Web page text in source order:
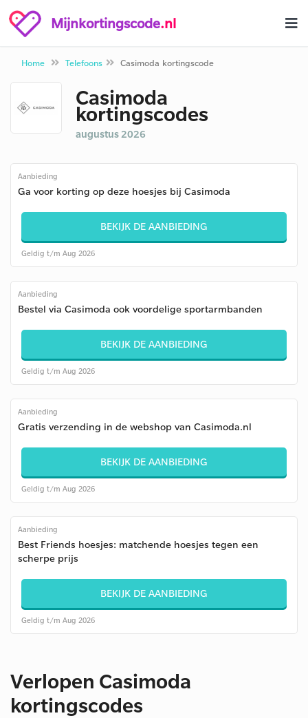
Mijnkortingscode.nl
Home Telefoons Casimoda kortingscode
Casimoda
kortingscodes
augustus 2026
Aanbieding
Ga voor korting op deze hoesjes bij Casimoda
BEKIJK DE AANBIEDING
Geldig t/m Aug 2026
Aanbieding
Bestel via Casimoda ook voordelige sportarmbanden
BEKIJK DE AANBIEDING
Geldig t/m Aug 2026
Aanbieding
Gratis verzending in de webshop van Casimoda.nl
BEKIJK DE AANBIEDING
Geldig t/m Aug 2026
Aanbieding
Best Friends hoesjes: matchende hoesjes tegen een
scherpe prijs
BEKIJK DE AANBIEDING
Geldig t/m Aug 2026
Verlopen Casimoda
kortingscodes